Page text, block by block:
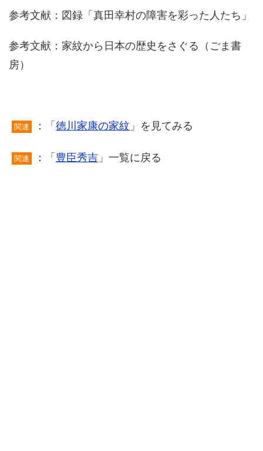
参考文献：図録「真田幸村の障害を彩った人たち」
参考文献：家紋から日本の歴史をさぐる（ごま書
房）
関連 ：「 徳川家康の家紋 」を見てみる
関連 ：「 豊臣秀吉 」一覧に戻る